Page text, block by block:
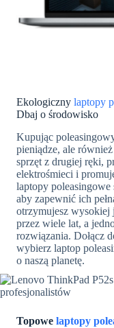
Ekologiczny laptopy
Dbaj o środowisko
Kupując
pieniądze, ale
sprzęt z drugiej ręki,
elektrośmieci i
laptopy poleasingowe
aby zapewnić ich
otrzymujesz wysokiej
przez wiele lat, a
rozwiązania. Dołącz
wybierz laptop
o naszą planetę.
Topowe laptopy